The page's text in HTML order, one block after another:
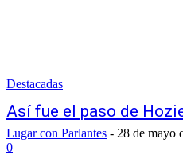
Destacadas
Así fue el paso de
Lugar con Parlantes - 28 de mayo
0